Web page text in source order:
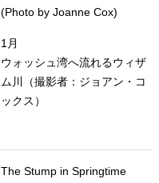
(Photo by Joanne Cox)
1月
ウォッシュ湾へ流れるウィザ
ム川（撮影者：ジョアン・コ
ックス）
The Stump in Springtime